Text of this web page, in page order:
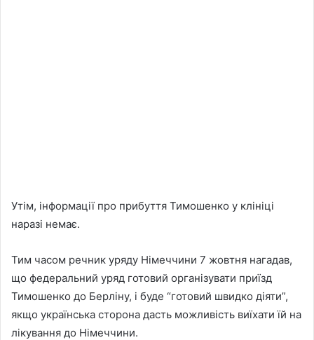
Утім, інформації про прибуття Тимошенко у клініці
наразі немає.
Тим часом речник уряду Німеччини 7 жовтня нагадав,
що федеральний уряд готовий організувати приїзд
Тимошенко до Берліну, і буде “готовий швидко діяти”,
якщо українська сторона дасть можливість виїхати їй на
лікування до Німеччини.